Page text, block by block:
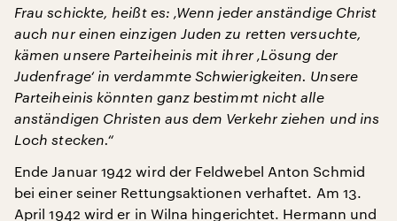
Frau schickte, heißt es: ‚Wenn jeder anständige Christ
auch nur einen einzigen Juden zu retten versuchte,
kämen unsere Parteiheinis mit ihrer ‚Lösung der
Judenfrage‘ in verdammte Schwierigkeiten. Unsere
Parteiheinis könnten ganz bestimmt nicht alle
anständigen Christen aus dem Verkehr ziehen und ins
Loch stecken.“
Ende Januar 1942 wird der Feldwebel Anton Schmid
bei einer seiner Rettungsaktionen verhaftet. Am 13.
April 1942 wird er in Wilna hingerichtet. Hermann und